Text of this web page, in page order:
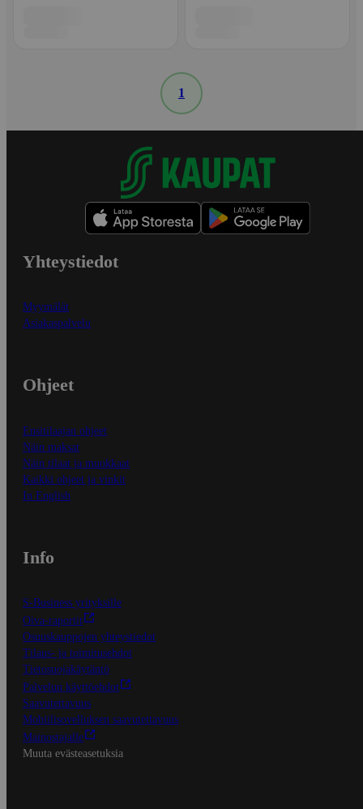
1
Yhteystiedot
Myymälät
Asiakaspalvelu
Ohjeet
Ensitilaajan ohjeet
Näin maksat
Näin tilaat ja muokkaat
Kaikki ohjeet ja vinkit
In English
Info
S-Business yrityksille
Oiva-raportit
Osuuskauppojen yhteystiedot
Tilaus- ja toimitusehdot
Tietosuojakäytäntö
Palvelun käyttöehdot
Saavutettavuus
Mobiilisovelluksen saavutettavuus
Mainostajalle
Muuta evästeasetuksia